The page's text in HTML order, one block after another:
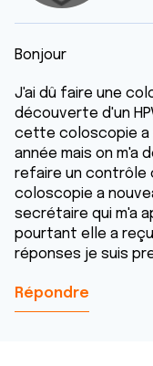
Bonjour
J'ai dû faire une
découverte d'un
cette coloscopie a
année mais on m'a
refaire un contrôle
coloscopie a
secrétaire qui m'a
pourtant elle a
réponses je suis
Répondre